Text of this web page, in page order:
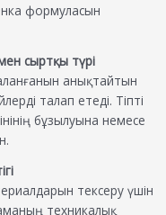
формуласын
сыртқы түрі
анықтайтын
талап етеді. Тіпті
бұзылуына немесе
тексеру үшін
техникалық